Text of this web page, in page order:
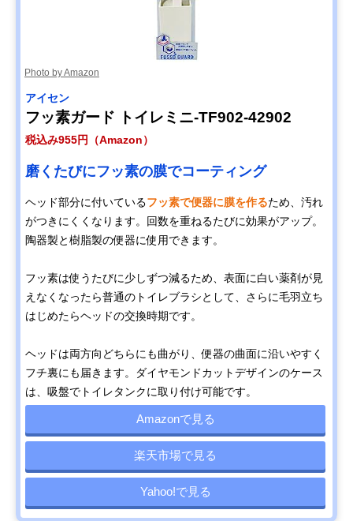
Photo by Amazon
アイセン
フッ素ガード トイレミニ-TF902-42902
税込み955円（Amazon）
磨くたびにフッ素の膜でコーティング
ヘッド部分に付いているフッ素で便器に膜を作るため、汚れ
がつきにくくなります。回数を重ねるたびに効果がアップ。
陶器製と樹脂製の便器に使用できます。
フッ素は使うたびに少しずつ減るため、表面に白い薬剤が見
えなくなったら普通のトイレブラシとして、さらに毛羽立ち
はじめたらヘッドの交換時期です。
ヘッドは両方向どちらにも曲がり、便器の曲面に沿いやすく
フチ裏にも届きます。ダイヤモンドカットデザインのケース
は、吸盤でトイレタンクに取り付け可能です。
Amazonで見る
楽天市場で見る
Yahoo!で見る